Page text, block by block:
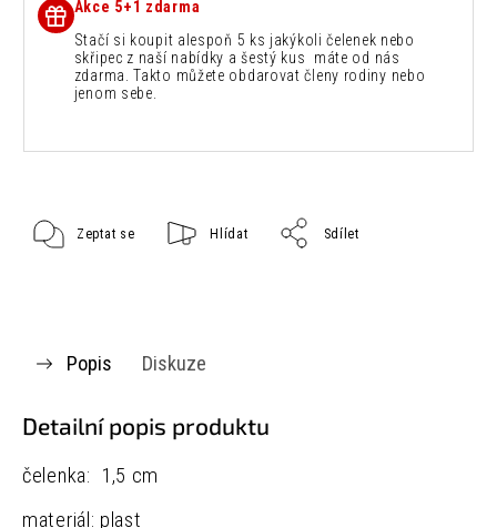
Akce 5+1 zdarma
Stačí si koupit alespoň 5 ks jakýkoli čelenek nebo
skřipec z naší nabídky a šestý kus máte od nás
zdarma. Takto můžete obdarovat členy rodiny nebo
jenom sebe.
Zeptat se Hlídat Sdílet
Popis Diskuze
Detailní popis produktu
čelenka: 1,5 cm
materiál: plast